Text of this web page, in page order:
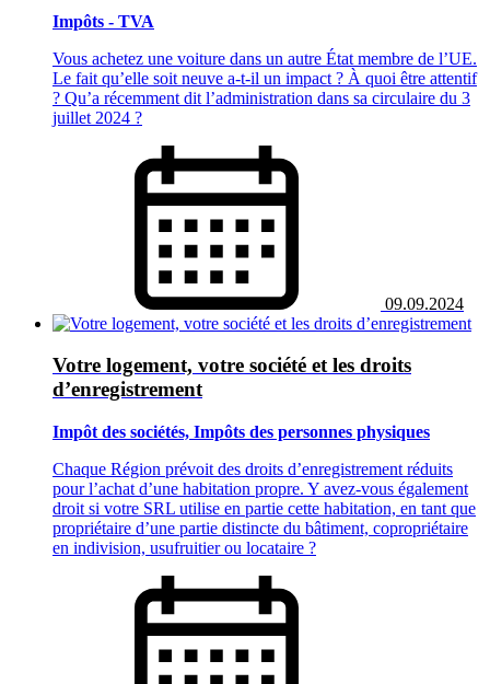
Impôts - TVA
Vous achetez une voiture dans un autre État membre de l’UE.
Le fait qu’elle soit neuve a-t-il un impact ? À quoi être attentif
? Qu’a récemment dit l’administration dans sa circulaire du 3
juillet 2024 ?
09.09.2024
Votre logement, votre société et les droits
d’enregistrement
Impôt des sociétés, Impôts des personnes physiques
Chaque Région prévoit des droits d’enregistrement réduits
pour l’achat d’une habitation propre. Y avez-vous également
droit si votre SRL utilise en partie cette habitation, en tant que
propriétaire d’une partie distincte du bâtiment, copropriétaire
en indivision, usufruitier ou locataire ?